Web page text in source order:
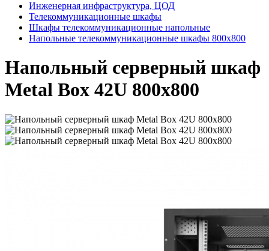
Инженерная инфраструктура, ЦОД
Телекоммуникационные шкафы
Шкафы телекоммуникационные напольные
Напольные телекоммуникационные шкафы 800x800
Напольный серверный шкаф
Metal Box 42U 800х800